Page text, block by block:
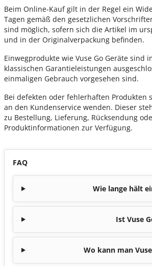
Beim Online-Kauf gilt in der Regel ein
Tagen gemäß den gesetzlichen
sind möglich, sofern sich die Artikel im
und in der Originalverpackung befinden.
Einwegprodukte wie Vuse Go Geräte sind
klassischen Garantieleistungen
einmaligen Gebrauch vorgesehen sind.
Bei defekten oder fehlerhaften Produkten
an den Kundenservice wenden. Dieser
zu Bestellung, Lieferung, Rücksendung
Produktinformationen zur Verfügung.
FAQ
Wie lange hält
Ist Vuse
Wo kann man